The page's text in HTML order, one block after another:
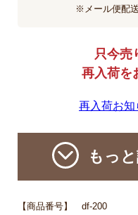
※メール便配
只今売
再入荷を
再入荷お
もっ
【商品番号】 df-200